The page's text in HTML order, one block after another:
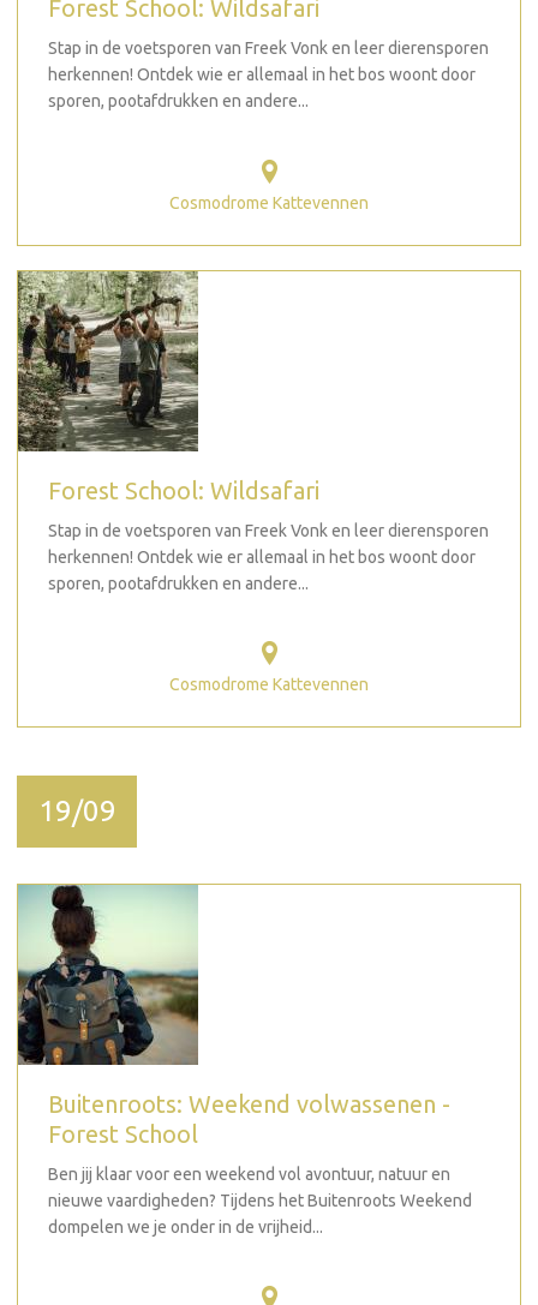
Forest School: Wildsafari
Stap in de voetsporen van Freek Vonk en leer dierensporen
herkennen! Ontdek wie er allemaal in het bos woont door
sporen, pootafdrukken en andere...
Cosmodrome Kattevennen
Forest School: Wildsafari
Stap in de voetsporen van Freek Vonk en leer dierensporen
herkennen! Ontdek wie er allemaal in het bos woont door
sporen, pootafdrukken en andere...
Cosmodrome Kattevennen
19/09
Buitenroots: Weekend volwassenen -
Forest School
Ben jij klaar voor een weekend vol avontuur, natuur en
nieuwe vaardigheden? Tijdens het Buitenroots Weekend
dompelen we je onder in de vrijheid...